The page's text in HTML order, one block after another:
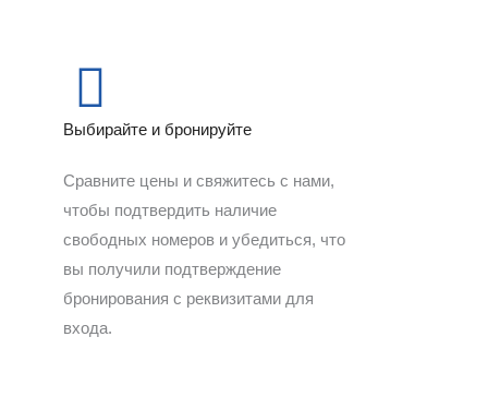
Выбирайте и бронируйте
Сравните цены и свяжитесь с нами,
чтобы подтвердить наличие
свободных номеров и убедиться, что
вы получили подтверждение
бронирования с реквизитами для
входа.